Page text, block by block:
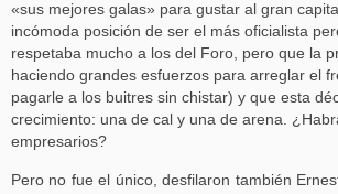
«sus mejores galas» para gustar al gran
incómoda posición de ser el más oficialista
respetaba mucho a los del Foro, pero que la
haciendo grandes esfuerzos para arreglar el
pagarle a los buitres sin chistar) y que esta
crecimiento: una de cal y una de arena.
empresarios?
Pero no fue el único, desfilaron también